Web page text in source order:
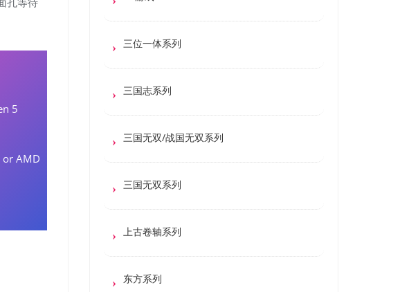
5
or AMD
三位一体系列
三国志系列
三国无双/战国无双系列
三国无双系列
上古卷轴系列
东方系列